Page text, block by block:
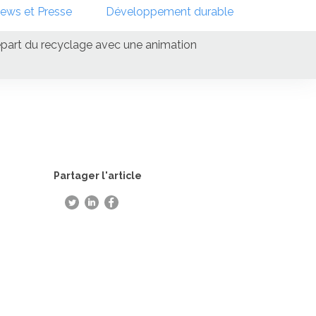
et Presse Développement durable
du recyclage avec une animation
Partager l'article